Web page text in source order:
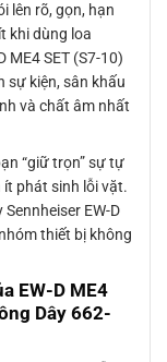
lên rõ, gọn, hạn
khi dùng loa
ME4 SET (S7-10)
sự kiện, sân khấu
và chất âm nhất
“giữ trọn” sự tự
ít phát sinh lỗi vặt.
EW-D
thiết bị không
EW-D ME4
Dây 662-